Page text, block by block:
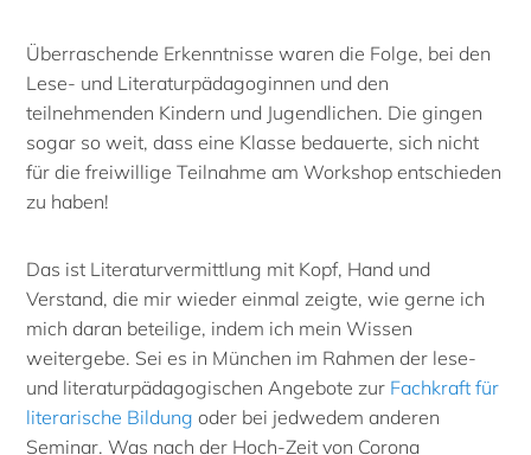
Überraschende Erkenntnisse waren die Folge, bei den
Lese- und Literaturpädagoginnen und den
teilnehmenden Kindern und Jugendlichen. Die gingen
sogar so weit, dass eine Klasse bedauerte, sich nicht
für die freiwillige Teilnahme am Workshop entschieden
zu haben!
Das ist Literaturvermittlung mit Kopf, Hand und
Verstand, die mir wieder einmal zeigte, wie gerne ich
mich daran beteilige, indem ich mein Wissen
weitergebe. Sei es in München im Rahmen der lese-
und literaturpädagogischen Angebote zur Fachkraft für
literarische Bildung oder bei jedwedem anderen
Seminar. Was nach der Hoch-Zeit von Corona